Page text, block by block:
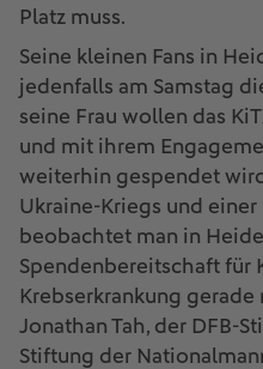
Platz muss.
Seine kleinen Fans in
jedenfalls am Samstag
seine Frau wollen das
und mit ihrem
weiterhin gespendet
Ukraine-Kriegs und
beobachtet man in
Spendenbereitschaft für
Krebserkrankung
Jonathan Tah, der DFB-
Stiftung der